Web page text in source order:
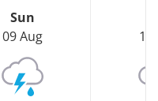
Sun
09 Aug
10